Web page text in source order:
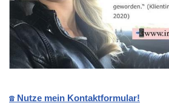
☎️ Nutze mein Kontaktformular!